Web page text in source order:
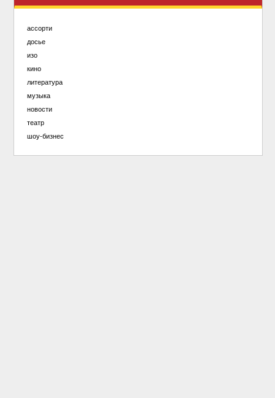
ассорти
досье
изо
кино
литература
музыка
новости
театр
шоу-бизнес